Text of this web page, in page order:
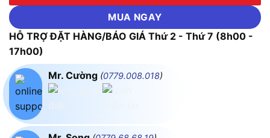
MUA NGAY
HỖ TRỢ ĐẶT HÀNG/BÁO GIÁ Thứ 2 - Thứ 7 (8h00 -
17h00)
Mr. Cường (0779.008.018)